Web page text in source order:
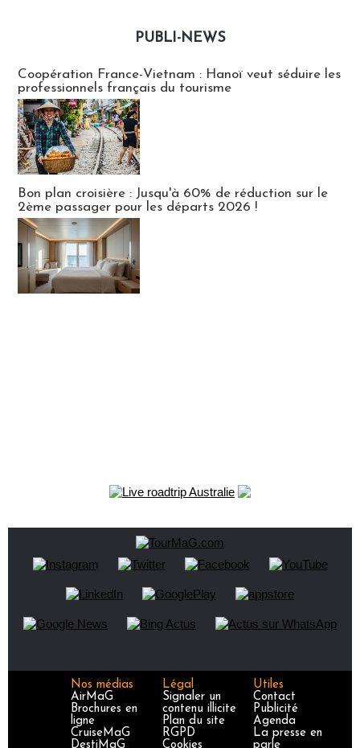
PUBLI-NEWS
Coopération France-Vietnam : Hanoï veut séduire les
professionnels français du tourisme
Bon plan croisière : Jusqu'à 60% de réduction sur le
2ème passager pour les départs 2026 !
Nos médias
AirMaG
Brochures en
ligne
CruiseMaG
DestiMaG
Légal
Signaler un
contenu illicite
Plan du site
RGPD
Cookies
Utiles
Contact
Publicité
Agenda
La presse en
parle